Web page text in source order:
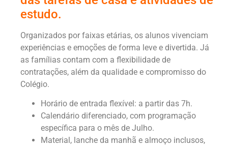
estudo.
Organizados por faixas etárias, os alunos vivenciam
experiências e emoções de forma leve e divertida. Já
as famílias contam com a flexibilidade de
contratações, além da qualidade e compromisso do
Colégio.
Horário de entrada flexível : a partir das 7h.
Calendário diferenciado, com programação
específica para o mês de Julho.
Material, lanche da manhã e almoço inclusos,